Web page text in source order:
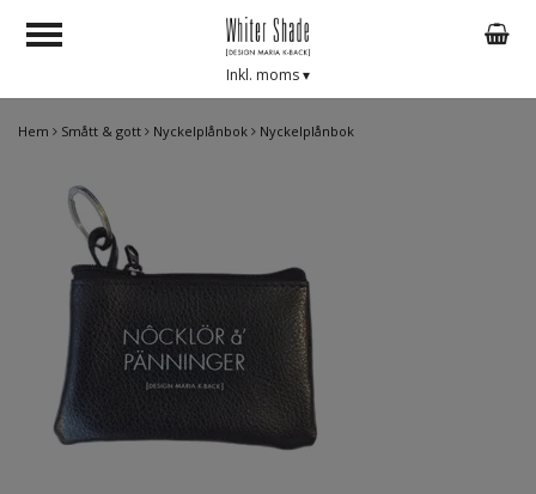
Hem Smått & gott Nyckelplånbok Nyckelplånbok
Inkl. moms▾